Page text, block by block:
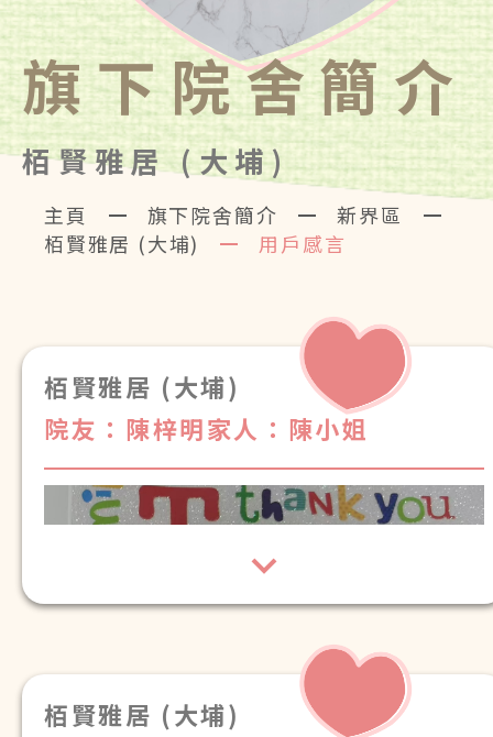
旗下院舍簡介
栢賢雅居 (大埔)
主頁 旗下院舍簡介
新界區
栢賢雅居 (大埔)
用戶感言
栢賢雅居 (大埔)
院友：陳梓明家人：陳小姐
栢賢雅居 (大埔)